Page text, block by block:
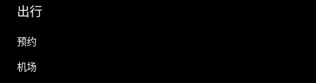
出行
预约
机场